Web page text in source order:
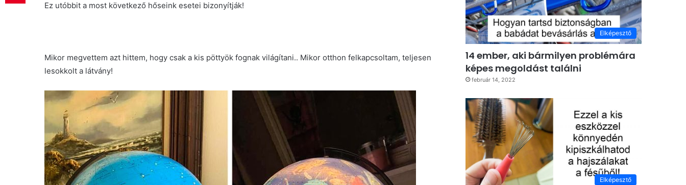
Ez utóbbit a most következő hőseink esetei bizonyítják!
Mikor megvettem azt hittem, hogy csak a kis pöttyök fognak világítani.. Mikor otthon felkapcsoltam, teljesen
lesokkolt a látvány!
Elképesztő
14 ember, aki bármilyen problémára
képes megoldást találni
február 14, 2022
Elképesztő